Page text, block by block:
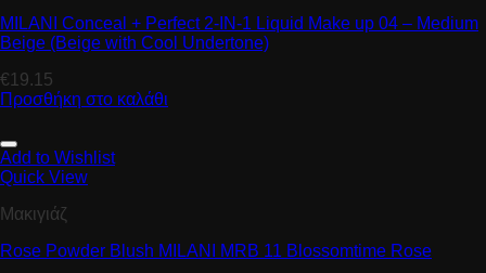
MILANI Conceal + Perfect 2-IN-1 Liquid Make up 04 – Medium
Beige (Beige with Cool Undertone)
€19.15
Προσθήκη στο καλάθι
Add to Wishlist
Quick View
Μακιγιάζ
Rose Powder Blush MILANI MRB 11 Blossomtime Rose